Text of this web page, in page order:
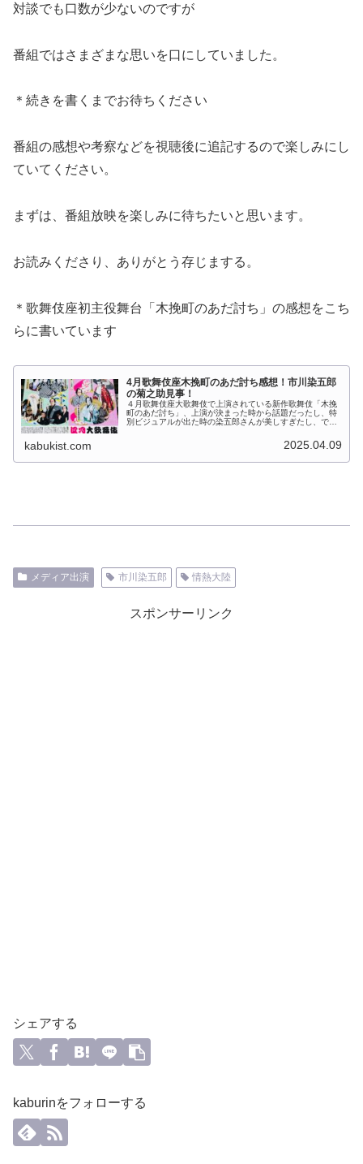
対談でも口数が少ないのですが
番組ではさまざまな思いを口にしていました。
＊続きを書くまでお待ちください
番組の感想や考察などを視聴後に追記するので楽しみにし
ていてください。
まずは、番組放映を楽しみに待ちたいと思います。
お読みくださり、ありがとう存じまする。
＊歌舞伎座初主役舞台「木挽町のあだ討ち」の感想をこち
らに書いています
4月歌舞伎座木挽町のあだ討ち感想！市川染五郎
の菊之助見事！
４月歌舞伎座大歌舞伎で上演されている新作歌舞伎「木挽
町のあだ討ち」、上演が決まった時から話題だったし、特
別ビジュアルが出た時の染五郎さんが美しすぎたし、で絶
kabukist.com 2025.04.09
メディア出演 市川染五郎 情熱大陸
スポンサーリンク
シェアする
kaburinをフォローする